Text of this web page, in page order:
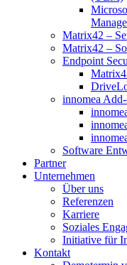
Matrix42 –
Matrix42 –
Endpoint
innomea
Software
Partner
Unternehmen
Über uns
Referenzen
Karriere
Soziales
Initiative für
Kontakt